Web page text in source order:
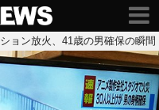
ョン放火、41歳の男確保の瞬間